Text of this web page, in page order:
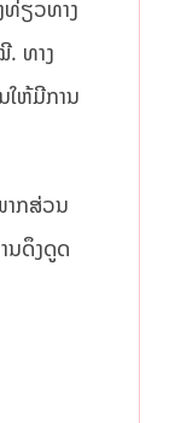
ຽວທາງ
. ທາງ
ໃຫ້ມີການ
າກສ່ວນ
ນດຶງດູດ